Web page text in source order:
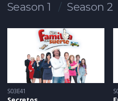
Season 1 Season 2
S03E41